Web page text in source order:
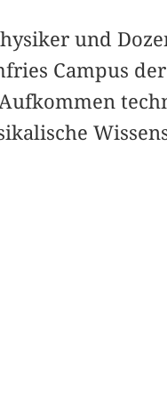
und
Campus